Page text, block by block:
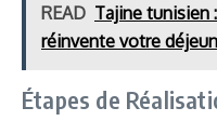
READ Tajine tunisien
réinvente votre
Étapes de